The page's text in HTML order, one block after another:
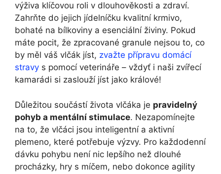
výživa klíčovou roli v dlouhověkosti a zdraví.
Zahrňte do jejich jídelníčku kvalitní krmivo,
bohaté na bílkoviny a esenciální živiny. Pokud
máte pocit, že zpracované granule nejsou to, co
by měl váš vlčák jíst, zvažte přípravu domácí
stravy s pomocí veterináře – vždyť i naši zvířecí
kamarádi si zaslouží jíst jako králové!
Důležitou součástí života vlčáka je pravidelný
pohyb a mentální stimulace. Nezapomínejte
na to, že vlčáci jsou inteligentní a aktivní
plemeno, které potřebuje výzvy. Pro každodenní
dávku pohybu není nic lepšího než dlouhé
procházky, hry s míčem, nebo dokonce agility